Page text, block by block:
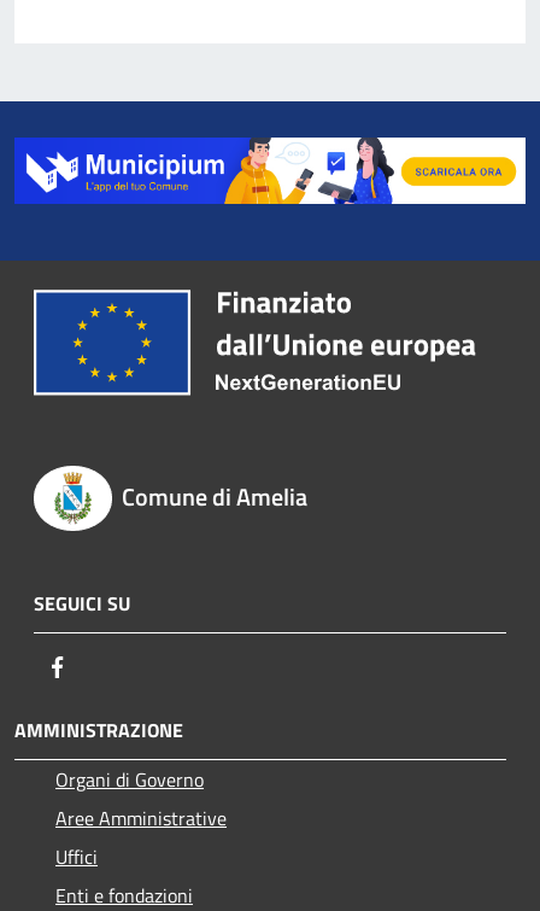
Comune di Amelia
SEGUICI SU
AMMINISTRAZIONE
Organi di Governo
Aree Amministrative
Uffici
Enti e fondazioni